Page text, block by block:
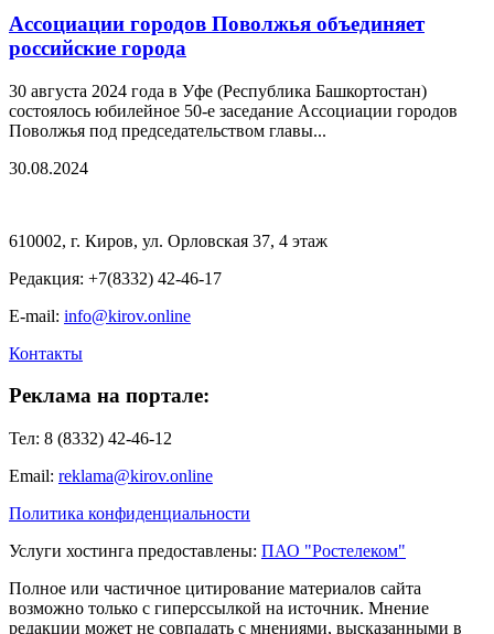
Ассоциации городов Поволжья объединяет
российские города
30 августа 2024 года в Уфе (Республика Башкортостан)
состоялось юбилейное 50-е заседание Ассоциации городов
Поволжья под председательством главы...
30.08.2024
610002, г. Киров, ул. Орловская 37, 4 этаж
Редакция: +7(8332) 42-46-17
E-mail: info@kirov.online
Контакты
Реклама на портале:
Тел: 8 (8332) 42-46-12
Email: reklama@kirov.online
Политика конфиденциальности
Услуги хостинга предоставлены: ПАО "Ростелеком"
Полное или частичное цитирование материалов сайта
возможно только с гиперссылкой на источник. Мнение
редакции может не совпадать с мнениями, высказанными в